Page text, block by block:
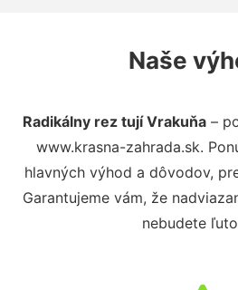
Naše
Radikálny rez tují Vrakuňa–
www.krasna-zahrada.sk.
hlavných výhod a dôvodov,
Garantujeme vám, že
nebudete